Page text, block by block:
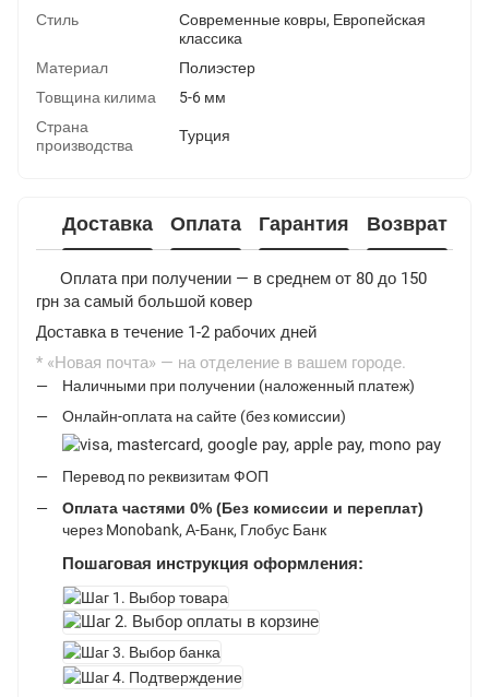
Стиль
Современные ковры, Европейская
классика
Материал
Полиэстер
Товщина килима
5-6 мм
Страна
производства
Турция
Доставка Оплата Гарантия Возврат
Оплата при получении — в среднем от 80 до 150
грн за самый большой ковер
Доставка в течение 1-2 рабочих дней
* «Новая почта» — на отделение в вашем городе.
Наличными при получении (наложенный платеж)
Онлайн-оплата на сайте (без комиссии)
Перевод по реквизитам ФОП
Оплата частями 0% (Без комиссии и переплат)
через Monobank, А-Банк, Глобус Банк
Пошаговая инструкция оформления: